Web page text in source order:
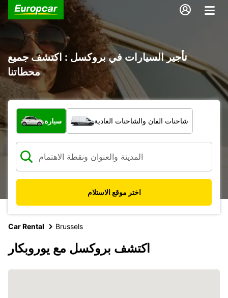
تأجير السيارات في بروكسل : اكتشف جميع
محطاتنا
ما نوع المركبة؟
سيارة شاحنات الفان والشاحنات العادية
اختر موقع الاستلام
Car Rental Brussels
اكتشف بروكسل مع يوروبكار